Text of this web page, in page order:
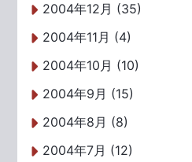
2004年12月 (35)
2004年11月 (4)
2004年10月 (10)
2004年9月 (15)
2004年8月 (8)
2004年7月 (12)